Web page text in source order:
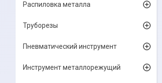
Распиловка металла
Труборезы
Пневматический инструмент
Инструмент металлорежущий